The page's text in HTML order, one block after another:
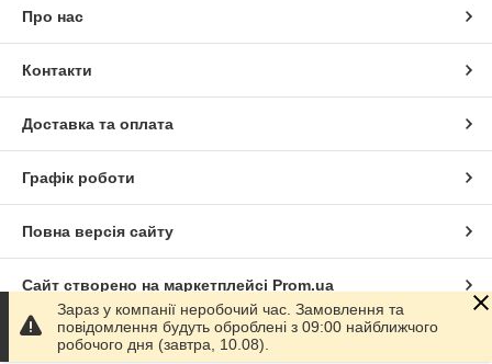
Про нас
Контакти
Доставка та оплата
Графік роботи
Повна версія сайту
Сайт створено на маркетплейсі Prom.ua
Політика конфіденційності
Зараз у компанії неробочий час. Замовлення та
повідомлення будуть оброблені з 09:00 найближчого
робочого дня (завтра, 10.08).